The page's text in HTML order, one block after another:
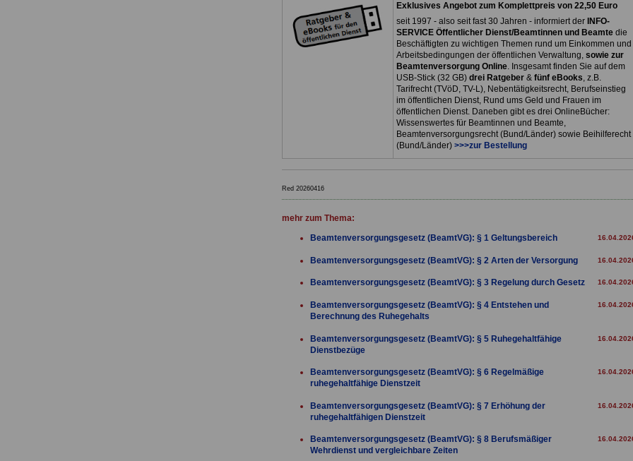
Exklusives Angebot zum Komplettpreis von 22,50 Euro
seit 1997 - also seit fast 30 Jahren - informiert der INFO-
SERVICE Öffentlicher Dienst/Beamtinnen und Beamtedie
Beschäftigten zu wichtigen Themen rund um Einkommen und
Arbeitsbedingungen der öffentlichen Verwaltung,sowie zur
Beamtenversorgung Online. Insgesamt finden Sie auf dem
USB-Stick (32 GB) drei Ratgeber& fünf eBooks, z.B.
Tarifrecht (TVöD, TV-L), Nebentätigkeitsrecht, Berufseinstieg
im öffentlichen Dienst, Rund ums Geld und Frauen im
öffentlichen Dienst. Daneben gibt es drei OnlineBücher:
Wissenswertes für Beamtinnen und Beamte,
Beamtenversorgungsrecht (Bund/Länder) sowie Beihilferecht
(Bund/Länder) >>>zur Bestellung
Red 20260416
mehr zum Thema:
Beamtenversorgungsgesetz (BeamtVG): § 1 Geltungsbereich
Beamtenversorgungsgesetz (BeamtVG): § 2 Arten der Versorgung
Beamtenversorgungsgesetz (BeamtVG): § 3 Regelung durch Gesetz
Beamtenversorgungsgesetz (BeamtVG): § 4 Entstehen und
Berechnung des Ruhegehalts
Beamtenversorgungsgesetz (BeamtVG): § 5 Ruhegehaltfähige
Dienstbezüge
Beamtenversorgungsgesetz (BeamtVG): § 6 Regelmäßige
ruhegehaltfähige Dienstzeit
Beamtenversorgungsgesetz (BeamtVG): § 7 Erhöhung der
ruhegehaltfähigen Dienstzeit
Beamtenversorgungsgesetz (BeamtVG): § 8 Berufsmäßiger
Wehrdienst und vergleichbare Zeiten